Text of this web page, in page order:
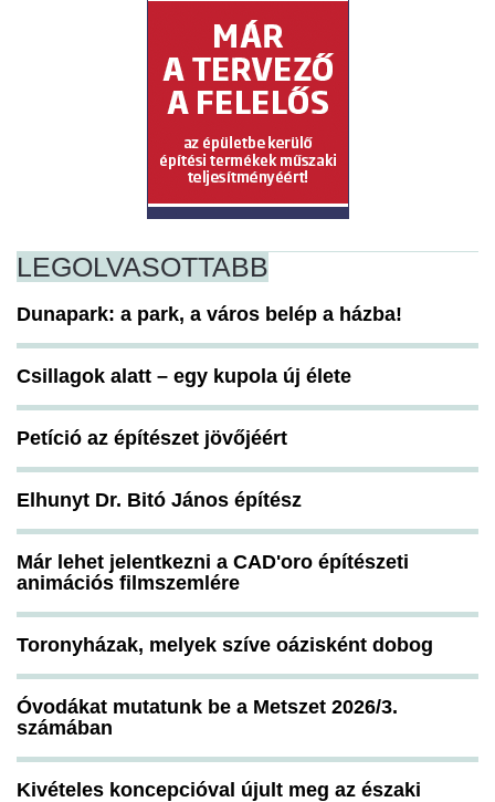
LEGOLVASOTTABB
Dunapark: a park, a város belép a házba!
Csillagok alatt – egy kupola új élete
Petíció az építészet jövőjéért
Elhunyt Dr. Bitó János építész
Már lehet jelentkezni a CAD'oro építészeti
animációs filmszemlére
Toronyházak, melyek szíve oázisként dobog
Óvodákat mutatunk be a Metszet 2026/3.
számában
Kivételes koncepcióval újult meg az északi